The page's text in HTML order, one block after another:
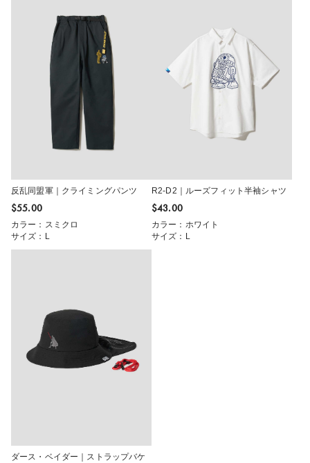
反乱同盟軍｜クライミングパンツ
$‌55.00
カラー：スミクロ
サイズ：L
R2-D2｜ルーズフィット半袖シャツ
$‌43.00
カラー：ホワイト
サイズ：L
ダース・ベイダー｜ストラップバケ